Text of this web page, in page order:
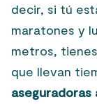
decir, si tú
maratones y
metros,
que llevan
aseguradoras